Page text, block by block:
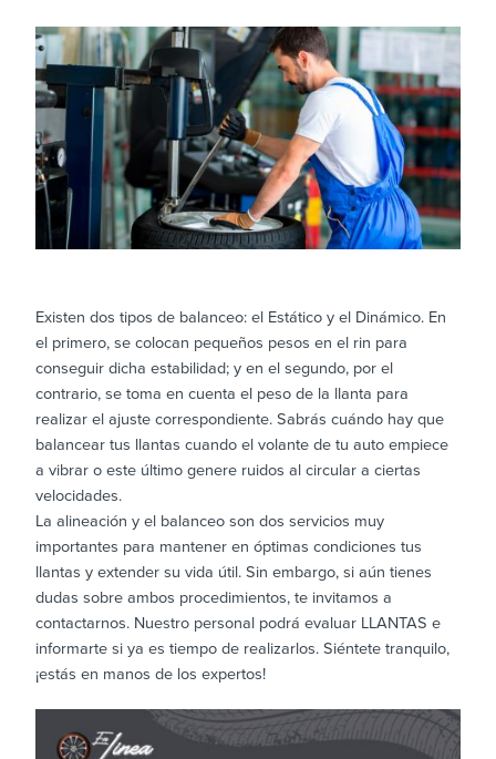
Existen dos tipos de balanceo: el Estático y el Dinámico. En
el primero, se colocan pequeños pesos en el rin para
conseguir dicha estabilidad; y en el segundo, por el
contrario, se toma en cuenta el peso de la llanta para
realizar el ajuste correspondiente. Sabrás cuándo hay que
balancear tus llantas cuando el volante de tu auto empiece
a vibrar o este último genere ruidos al circular a ciertas
velocidades.
La alineación y el balanceo son dos servicios muy
importantes para mantener en óptimas condiciones tus
llantas y extender su vida útil. Sin embargo, si aún tienes
dudas sobre ambos procedimientos, te invitamos a
contactarnos. Nuestro personal podrá evaluar LLANTAS e
informarte si ya es tiempo de realizarlos. Siéntete tranquilo,
¡estás en manos de los expertos!